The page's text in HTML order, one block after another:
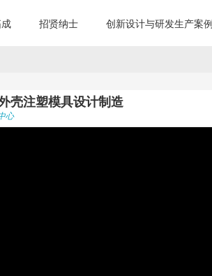
招贤纳士 创新设计与研发生产案例
壳注塑模具设计制造
心